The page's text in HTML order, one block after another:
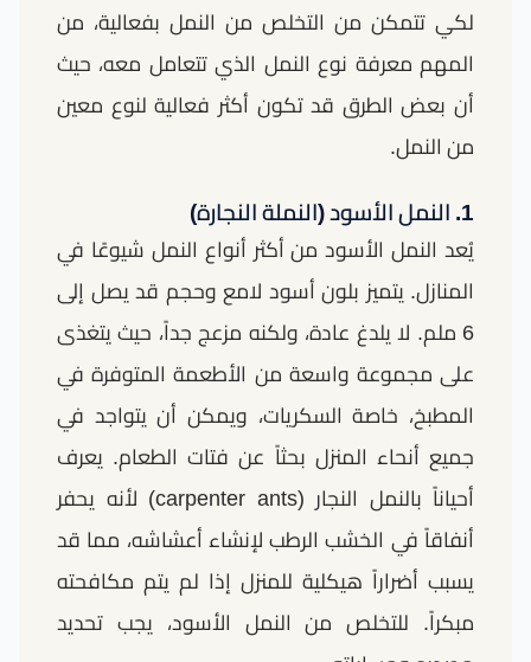
لكي تتمكن من التخلص من النمل بفعالية، من
المهم معرفة نوع النمل الذي تتعامل معه، حيث
أن بعض الطرق قد تكون أكثر فعالية لنوع معين
من النمل.
1. النمل الأسود (النملة النجارة)
يُعد النمل الأسود من أكثر أنواع النمل شيوعًا في
المنازل. يتميز بلون أسود لامع وحجم قد يصل إلى
6 ملم. لا يلدغ عادة، ولكنه مزعج جداً، حيث يتغذى
على مجموعة واسعة من الأطعمة المتوفرة في
المطبخ، خاصة السكريات، ويمكن أن يتواجد في
جميع أنحاء المنزل بحثاً عن فتات الطعام. يعرف
أحياناً بالنمل النجار (carpenter ants) لأنه يحفر
أنفاقاً في الخشب الرطب لإنشاء أعشاشه، مما قد
يسبب أضراراً هيكلية للمنزل إذا لم يتم مكافحته
مبكراً. للتخلص من النمل الأسود، يجب تحديد